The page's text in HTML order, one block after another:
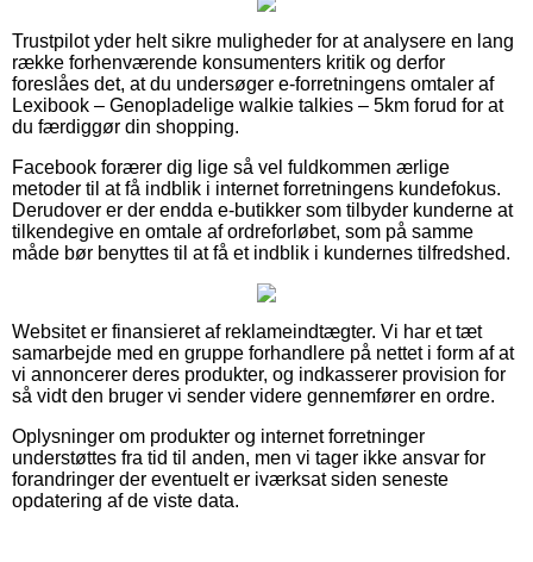
Trustpilot yder helt sikre muligheder for at analysere en lang
række forhenværende konsumenters kritik og derfor
foreslåes det, at du undersøger e-forretningens omtaler af
Lexibook – Genopladelige walkie talkies – 5km forud for at
du færdiggør din shopping.
Facebook forærer dig lige så vel fuldkommen ærlige
metoder til at få indblik i internet forretningens kundefokus.
Derudover er der endda e-butikker som tilbyder kunderne at
tilkendegive en omtale af ordreforløbet, som på samme
måde bør benyttes til at få et indblik i kundernes tilfredshed.
Websitet er finansieret af reklameindtægter. Vi har et tæt
samarbejde med en gruppe forhandlere på nettet i form af at
vi annoncerer deres produkter, og indkasserer provision for
så vidt den bruger vi sender videre gennemfører en ordre.
Oplysninger om produkter og internet forretninger
understøttes fra tid til anden, men vi tager ikke ansvar for
forandringer der eventuelt er iværksat siden seneste
opdatering af de viste data.